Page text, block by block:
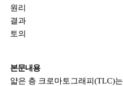
원리
결과
토의
본문내용
얇은 층 크로마토그래피(TLC)